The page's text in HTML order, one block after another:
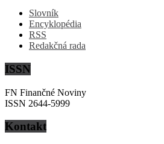
Slovník
Encyklopédia
RSS
Redakčná rada
ISSN
FN Finančné Noviny
ISSN 2644-5999
Kontakt